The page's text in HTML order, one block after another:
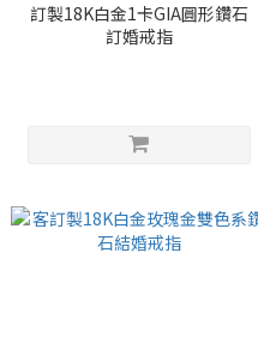
訂製18K白金1卡GIA圓形鑽石
訂婚戒指